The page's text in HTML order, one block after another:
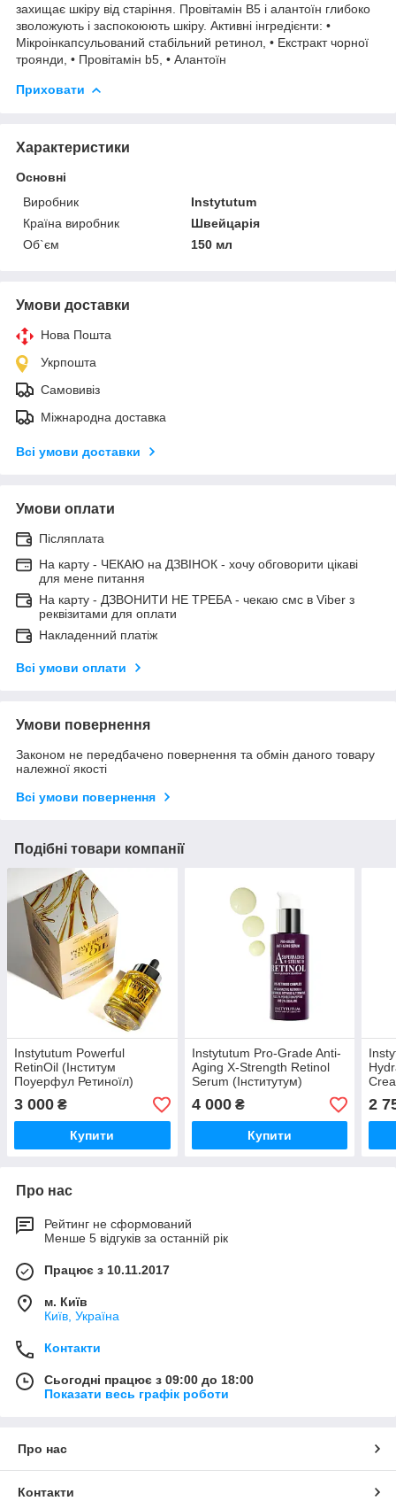
захищає шкіру від старіння. Провітамін B5 і алантоїн глибоко
зволожують і заспокоюють шкіру. Активні інгредієнти: •
Мікроінкапсульований стабільний ретинол, • Екстракт чорної
троянди, • Провітамін b5, • Алантоїн
Приховати
Характеристики
Основні
Виробник
Instytutum
Країна виробник
Швейцарія
Об`єм
150 мл
Умови доставки
Нова Пошта
Укрпошта
Самовивіз
Міжнародна доставка
Всі умови доставки
Умови оплати
Післяплата
На карту - ЧЕКАЮ на ДЗВІНОК - хочу обговорити цікаві
для мене питання
На карту - ДЗВОНИТИ НЕ ТРЕБА - чекаю смс в Viber з
реквізитами для оплати
Накладенний платіж
Всі умови оплати
Умови повернення
Законом не передбачено повернення та обмін даного товару
належної якості
Всі умови повернення
Подібні товари компанії
Instytutum Powerful
RetinOil (Інститум
Поуерфул Ретиноїл)
Концентрована олія з
ретиноїдом, 30 мл
3 000 ₴
Купити
Instytutum Pro-Grade Anti-
Aging X-Strength Retinol
Serum (Інститутум)
сироватка з ретинолом 30
мл
4 000₴
Купити
мл
2
Про нас
Рейтинг не сформований
Менше 5 відгуків за останній рік
Працює з 10.11.2017
м. Київ
Київ, Україна
Контакти
Сьогодні працює з 09:00 до 18:00
Показати весь графік роботи
Про нас
Контакти